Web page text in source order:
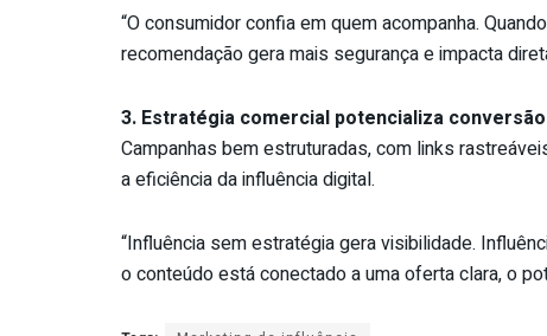
“O consumidor confia em quem acompanha.
recomendação gera mais segurança e impacta
3. Estratégia comercial potencializa conversão
Campanhas bem estruturadas, com links
a eficiência da influência digital.
“Influência sem estratégia gera visibilidade.
o conteúdo está conectado a uma oferta clara, o